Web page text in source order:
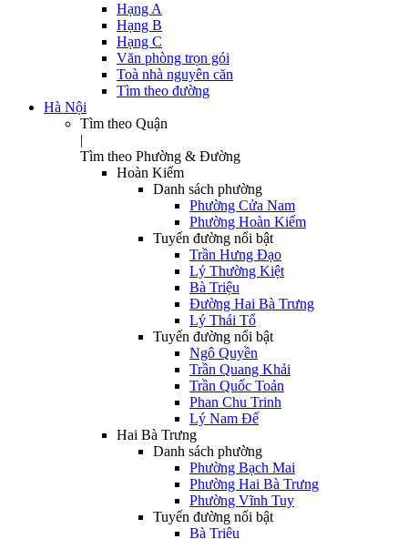
Hạng A
Hạng B
Hạng C
Văn phòng trọn gói
Toà nhà nguyên căn
Tìm theo đường
Hà Nội
Tìm theo Quận
|
Tìm theo Phường & Đường
Hoàn Kiếm
Danh sách phường
Phường Cửa Nam
Phường Hoàn Kiếm
Tuyến đường nổi bật
Trần Hưng Đạo
Lý Thường Kiệt
Bà Triệu
Đường Hai Bà Trưng
Lý Thái Tổ
Tuyến đường nổi bật
Ngô Quyền
Trần Quang Khải
Trần Quốc Toản
Phan Chu Trinh
Lý Nam Đế
Hai Bà Trưng
Danh sách phường
Phường Bạch Mai
Phường Hai Bà Trưng
Phường Vĩnh Tuy
Tuyến đường nổi bật
Bà Triệu